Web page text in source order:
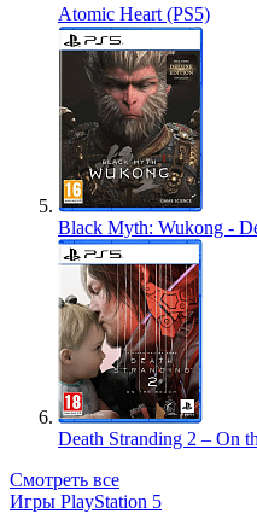
Atomic Heart (PS5)
Black Myth: Wukong -
Death Stranding 2 – On
Смотреть все
Игры PlayStation 5